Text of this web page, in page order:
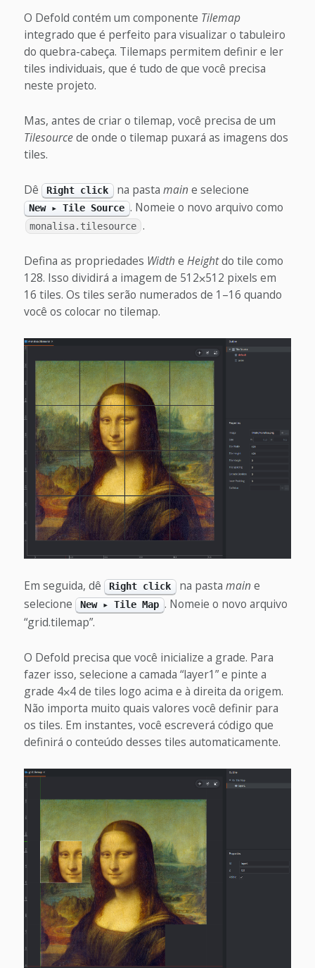
O Defold contém um componente Tilemap
integrado que é perfeito para visualizar o tabuleiro
do quebra-cabeça. Tilemaps permitem definir e ler
tiles individuais, que é tudo de que você precisa
neste projeto.
Mas, antes de criar o tilemap, você precisa de um
Tilesourcede onde o tilemap puxará as imagens dos
tiles.
Dê Right click na pastamain e selecione
New ▸ Tile Source . Nomeie o novo arquivo como
monalisa.tilesource .
Defina as propriedades Width e Heightdo tile como
128. Isso dividirá a imagem de 512⨉512 pixels em
16 tiles. Os tiles serão numerados de 1–16 quando
você os colocar no tilemap.
Em seguida, dê Right click na pastamain e
selecione
New ▸ Tile Map . Nomeie o novo arquivo
“grid.tilemap”.
O Defold precisa que você inicialize a grade. Para
fazer isso, selecione a camada “layer1” e pinte a
grade 4⨉4 de tiles logo acima e à direita da origem.
Não importa muito quais valores você definir para
os tiles. Em instantes, você escreverá código que
definirá o conteúdo desses tiles automaticamente.